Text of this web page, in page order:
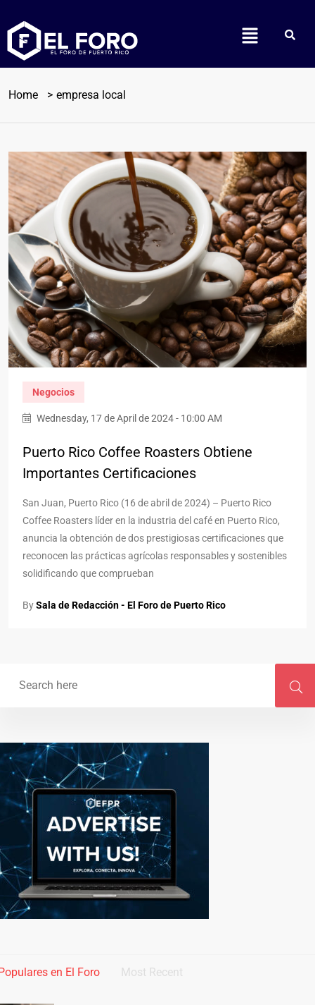
Home empresa local
Negocios
Wednesday, 17 de April de 2024 - 10:00 AM
Puerto Rico Coffee Roasters Obtiene
Importantes Certificaciones
San Juan, Puerto Rico (16 de abril de 2024) – Puerto Rico
Coffee Roasters líder en la industria del café en Puerto Rico,
anuncia la obtención de dos prestigiosas certificaciones que
reconocen las prácticas agrícolas responsables y sostenibles
solidificando que comprueban
BySala de Redacción - El Foro de Puerto Rico
en El Foro Most Recent